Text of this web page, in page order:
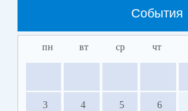
События
пн вт ср чт
3 4 5 6